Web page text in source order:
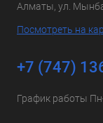
Алматы, ул.
Посмотреть на
+7 (747)
График работы